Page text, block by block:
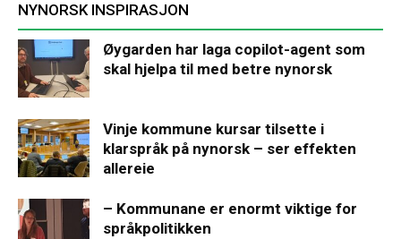
NYNORSK INSPIRASJON
Øygarden har laga copilot-agent som
skal hjelpa til med betre nynorsk
Vinje kommune kursar tilsette i
klarspråk på nynorsk – ser effekten
allereie
– Kommunane er enormt viktige for
språkpolitikken